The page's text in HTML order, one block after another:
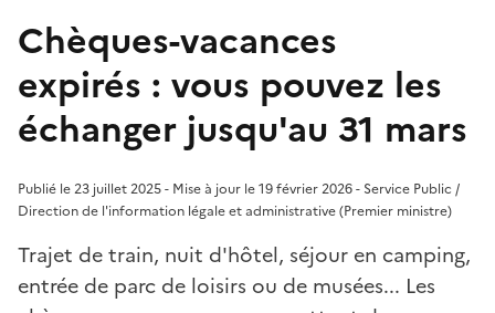
Chèques-vacances
expirés : vous pouvez les
échanger jusqu'au 31 mars
Publié le 23 juillet 2025 - Mise à jour le 19 février 2026 - Service Public /
Direction de l'information légale et administrative (Premier ministre)
Trajet de train, nuit d'hôtel, séjour en camping,
entrée de parc de loisirs ou de musées... Les